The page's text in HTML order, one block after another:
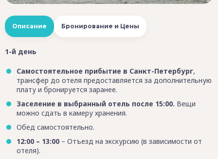
Описание Бронирование и Цены
1-й день
Самостоятельное прибытие в Санкт-Петербург,
трансфер до отеля предоставляется за дополнительную
плату и бронируется заранее.
Заселение в выбранный отель после 15:00. Вещи
можно сдать в камеру хранения.
Обед самостоятельно.
12:00 – 13:00 – Отъезд на экскурсию (в зависимости от
отеля).